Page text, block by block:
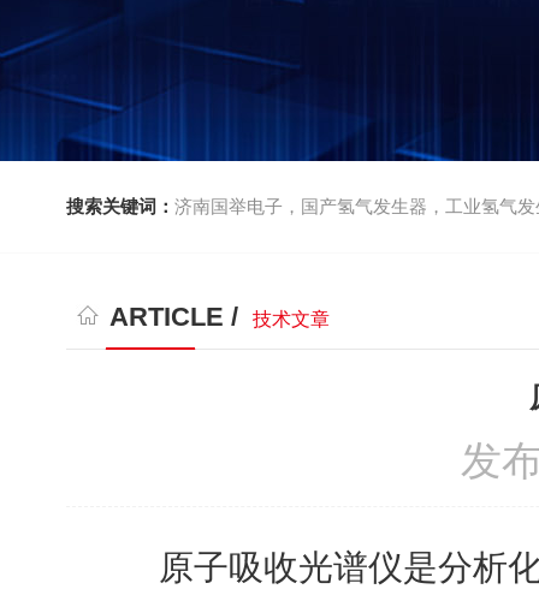
搜索关键词： 济南国举电子，国产氢气发生器，工业氢气
ARTICLE / 技术文章
发
原子吸收光谱仪是分析化